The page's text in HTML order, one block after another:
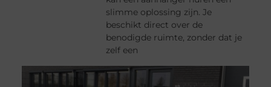
slimme oplossing zijn. Je
beschikt direct over de
benodigde ruimte, zonder dat je
zelf een